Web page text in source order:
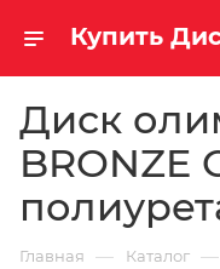
Диск
BRONZE
Главная — Каталог —